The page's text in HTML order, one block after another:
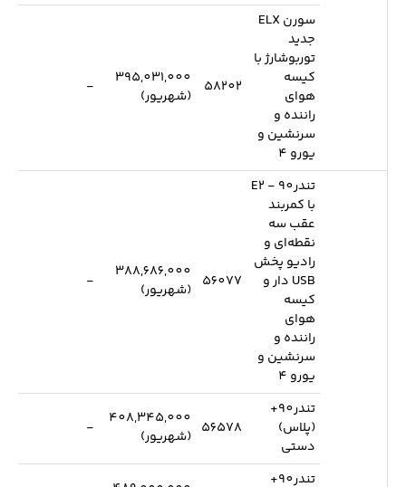
سورن ELX
جدید
توربوشارژ با
کیسه
هوای
راننده و
سرنشین و
یورو 4
58202
395,031,000
(شهریور)
-
تندر90 - E2
با کمربند
عقب سه
نقطه‌ای و
رادیو پخش
USB دار و
کیسه
هوای
راننده و
سرنشین و
یورو 4
56077
388,686,000
(شهریور)
-
تندر90+
(پلاس)
دستی
56578
408,345,000
(شهریور)
-
تندر90+